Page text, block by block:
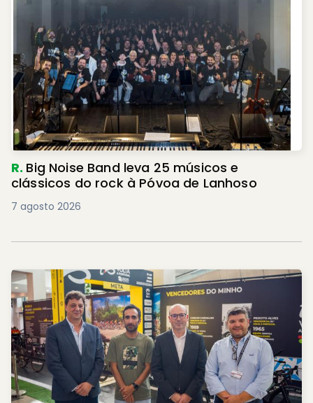
R. Big Noise Band leva 25 músicos e
clássicos do rock à Póvoa de Lanhoso
7 agosto 2026